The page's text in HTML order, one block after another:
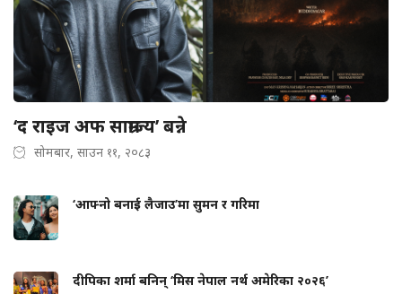
‘द राइज अफ साम्राज्य’ बन्ने
सोमबार, साउन ११, २०८३
‘आफ्नो बनाई लैजाउ’मा सुमन र गरिमा
दीपिका शर्मा बनिन् ‘मिस नेपाल नर्थ अमेरिका २०२६’